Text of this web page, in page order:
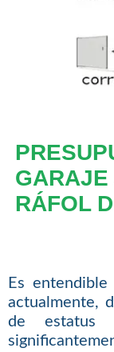
GARAJE
RÁFOL
Es
actualmente,
de estatus